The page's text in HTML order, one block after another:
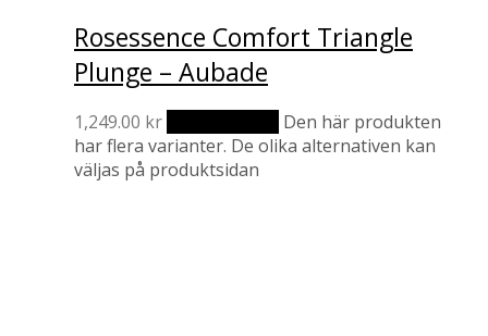
Rosessence Comfort Triangle
Plunge – Aubade
1,249.00 kr
Den här produkten
har flera varianter. De olika alternativen kan
väljas på produktsidan